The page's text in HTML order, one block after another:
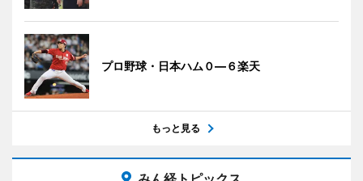
プロ野球・日本ハム０―６楽天
もっと見る